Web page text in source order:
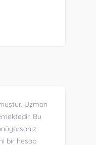
Uzman
Bu
bir hesap